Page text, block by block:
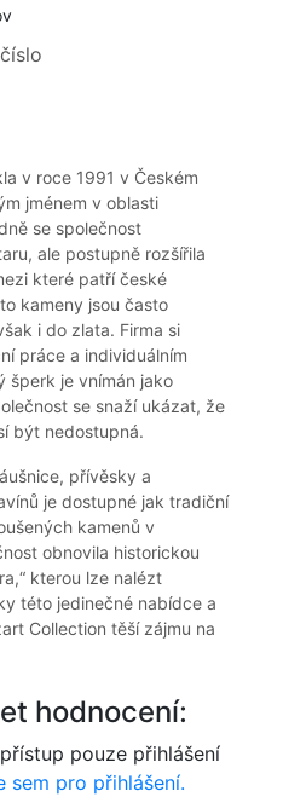
v roce 1991 v Českém
jménem v oblasti
se společnost
ale postupně rozšířila
které patří české
kameny jsou často
i do zlata. Firma si
práce a individuálním
šperk je vnímán jako
se snaží ukázat, že
být nedostupná.
přívěsky a
je dostupné jak tradiční
kamenů v
obnovila historickou
kterou lze nalézt
této jedinečné nabídce a
Collection těší zájmu na
hodnocení:
pouze přihlášení
sem pro přihlášení.